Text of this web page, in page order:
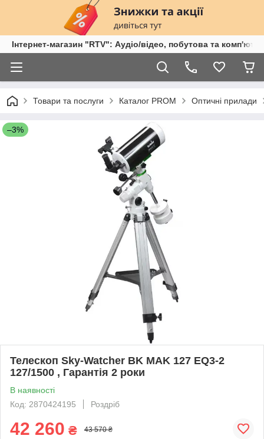
Інтернет-магазин "RTV": Аудіо/відео, побутова та
Товари та послуги Каталог PROM Оптичні прилади
–3%
Телескоп Sky-Watcher BK MAK 127 EQ3-2
127/1500 , Гарантія 2 роки
В наявності
Код: 2870424195
Роздріб
42 260 ₴ 43 570 ₴